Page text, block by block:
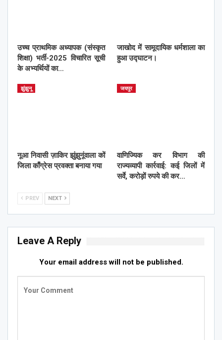
उच्च प्राथमिक अध्यापक (संस्कृत
शिक्षा) भर्ती-2025 विचारित सूची
के अभ्यर्थियों का…
जाखोद में सामूदायिक धर्मशाला का
हुआ उद्घाटन।
झुंझुनू
नूआ निवासी ज़ाकिर झुंझुनूंवाला कों
जिला काँग्रेस प्रवक्ता बनाया गया
जयपुर
वाणिज्यिक कर विभाग की
राज्यव्यापी कार्रवाई: कई जिलों में
सर्वे, करोड़ों रुपये की कर…
PREV NEXT
Leave A Reply
Your email address will not be published.